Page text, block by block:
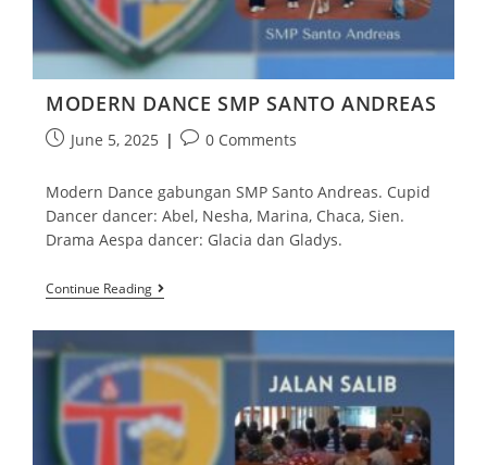
MODERN DANCE SMP SANTO ANDREAS
June 5, 2025 0 Comments
Modern Dance gabungan SMP Santo Andreas. Cupid
Dancer dancer: Abel, Nesha, Marina, Chaca, Sien.
Drama Aespa dancer: Glacia dan Gladys.
Continue Reading